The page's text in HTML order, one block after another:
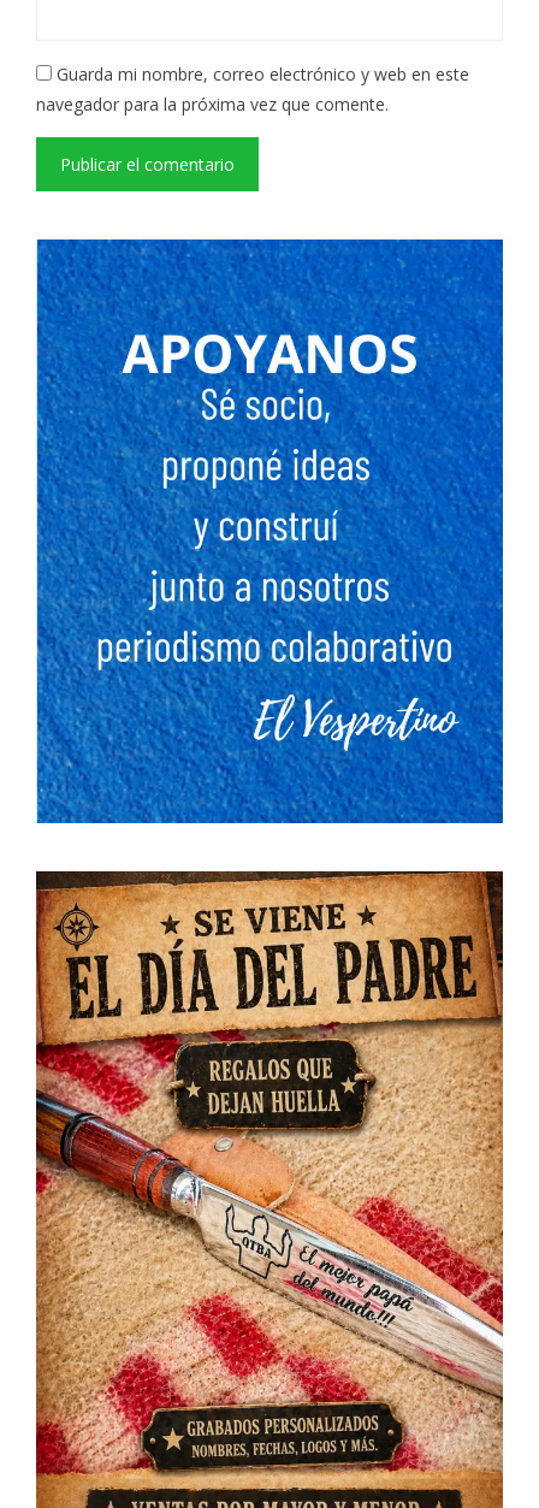
Guarda mi nombre, correo electrónico y web en este
navegador para la próxima vez que comente.